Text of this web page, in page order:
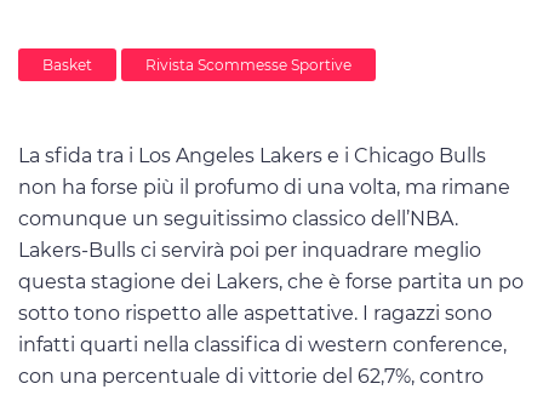
Basket Rivista Scommesse Sportive
La sfida tra i Los Angeles Lakers e i Chicago Bulls
non ha forse più il profumo di una volta, ma rimane
comunque un seguitissimo classico dell’NBA.
Lakers-Bulls ci servirà poi per inquadrare meglio
questa stagione dei Lakers, che è forse partita un po
sotto tono rispetto alle aspettative. I ragazzi sono
infatti quarti nella classifica di western conference,
con una percentuale di vittorie del 62,7%, contro